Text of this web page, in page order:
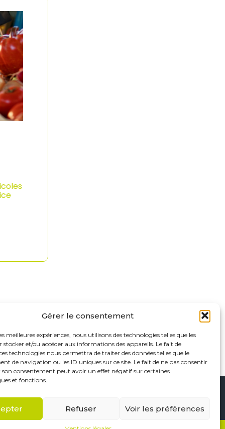
Gérer le consentement
meilleures expériences, nous utilisons des technologies telles que les
stocker et/ou accéder aux informations des appareils. Le fait de
technologies nous permettra de traiter des données telles que le
de navigation ou les ID uniques sur ce site. Le fait de ne pas consentir
son consentement peut avoir un effet négatif sur certaines
et fonctions.
Refuser Voir les préférences
Footer
Principale
Saint-Maur-des-Fossés